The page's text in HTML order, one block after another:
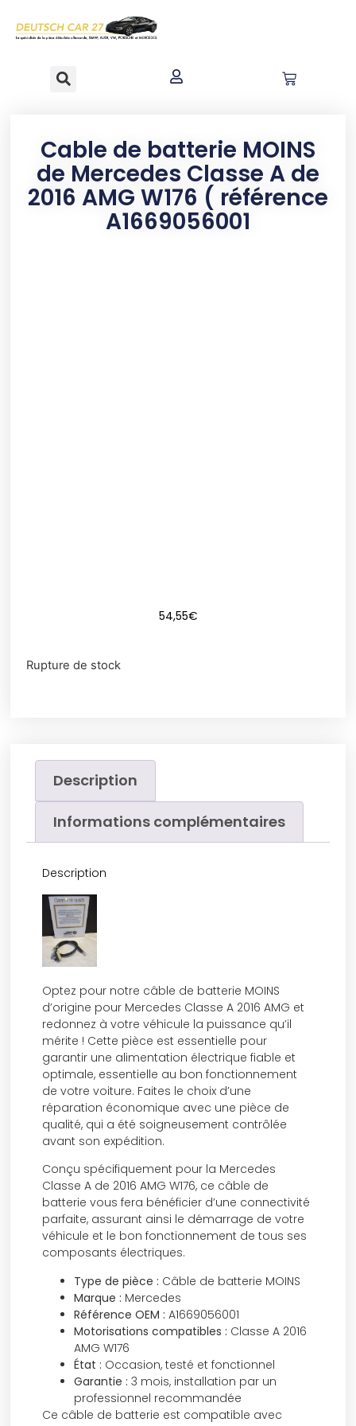
principal
Cable de batterie MOINS
de Mercedes Classe A de
2016 AMG W176 ( référence
A1669056001
54,55€
Rupture de stock
Description
Informations complémentaires
Description
Optez pour notre câble de batterie MOINS
d’origine pour Mercedes Classe A 2016 AMG et
redonnez à votre véhicule la puissance qu’il
mérite ! Cette pièce est essentielle pour
garantir une alimentation électrique fiable et
optimale, essentielle au bon fonctionnement
de votre voiture. Faites le choix d’une
réparation économique avec une pièce de
qualité, qui a été soigneusement contrôlée
avant son expédition.
Conçu spécifiquement pour la Mercedes
Classe A de 2016 AMG W176, ce câble de
batterie vous fera bénéficier d’une connectivité
parfaite, assurant ainsi le démarrage de votre
véhicule et le bon fonctionnement de tous ses
composants électriques.
Type de pièce : Câble de batterie MOINS
Marque : Mercedes
Référence OEM : A1669056001
Motorisations compatibles : Classe A 2016
AMG W176
État : Occasion, testé et fonctionnel
Garantie : 3 mois, installation par un
professionnel recommandée
Ce câble de batterie est compatible avec